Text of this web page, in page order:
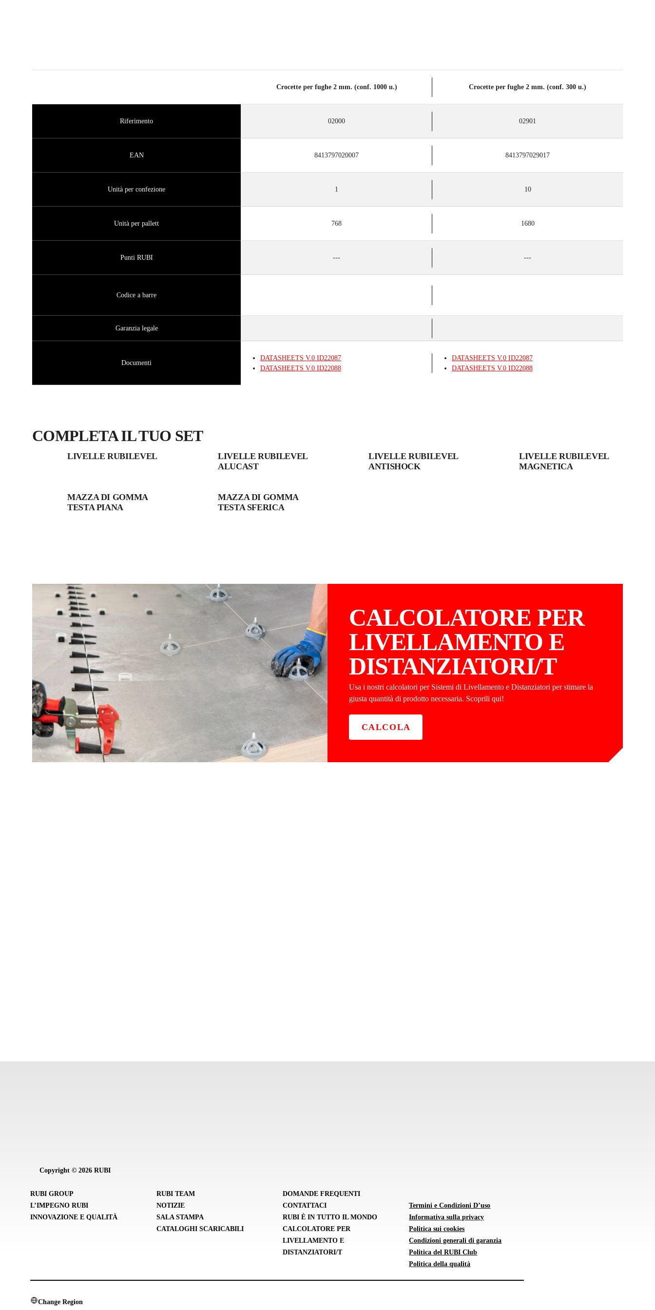
Crocette per fughe 2 mm. (conf. 1000 u.) Crocette per fughe 2 mm. (conf. 300 u.)
Riferimento 02000 02901
EAN 8413797020007 8413797029017
Unità per confezione 1 10
Unità per pallett 768 1680
Punti RUBI --- ---
Codice a barre
Garanzia legale
Documenti
DATASHEETS V.0 ID22087
DATASHEETS V.0 ID22088
DATASHEETS V.0 ID22087
DATASHEETS V.0 ID22088
COMPLETA IL TUO SET
LIVELLE RUBILEVEL
LIVELLE RUBILEVEL
ALUCAST
LIVELLE RUBILEVEL
ANTISHOCK
LIVELLE RUBILEVEL
MAGNETICA
MAZZA DI GOMMA
TESTA PIANA
MAZZA DI GOMMA
TESTA SFERICA
CALCOLATORE PER
LIVELLAMENTO E
DISTANZIATORI/T
Usa i nostri calcolatori per Sistemi di Livellamento e Distanziatori per stimare la
giusta quantità di prodotto necessaria. Scoprili qui!
CALCOLA
Copyright © 2026 RUBI
RUBI GROUP
L’IMPEGNO RUBI
INNOVAZIONE E QUALITÀ
RUBI TEAM
NOTIZIE
SALA STAMPA
CATALOGHI SCARICABILI
DOMANDE FREQUENTI
CONTATTACI
RUBI È IN TUTTO IL MONDO
CALCOLATORE PER
LIVELLAMENTO E
DISTANZIATORI/T
Termini e Condizioni D’uso
Informativa sulla privacy
Politica sui cookies
Condizioni generali di garanzia
Politica del RUBI Club
Politica della qualità
Change Region